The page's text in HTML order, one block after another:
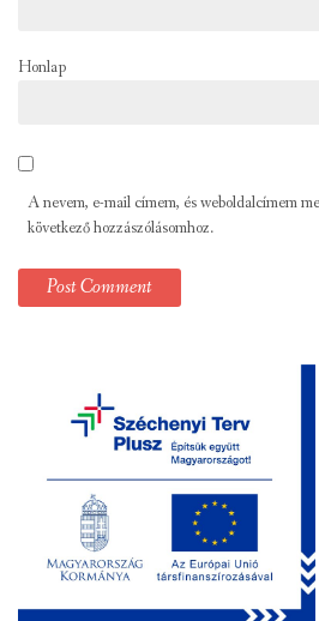
Honlap
A nevem, e-mail címem, és weboldalcímem
következő hozzászólásomhoz.